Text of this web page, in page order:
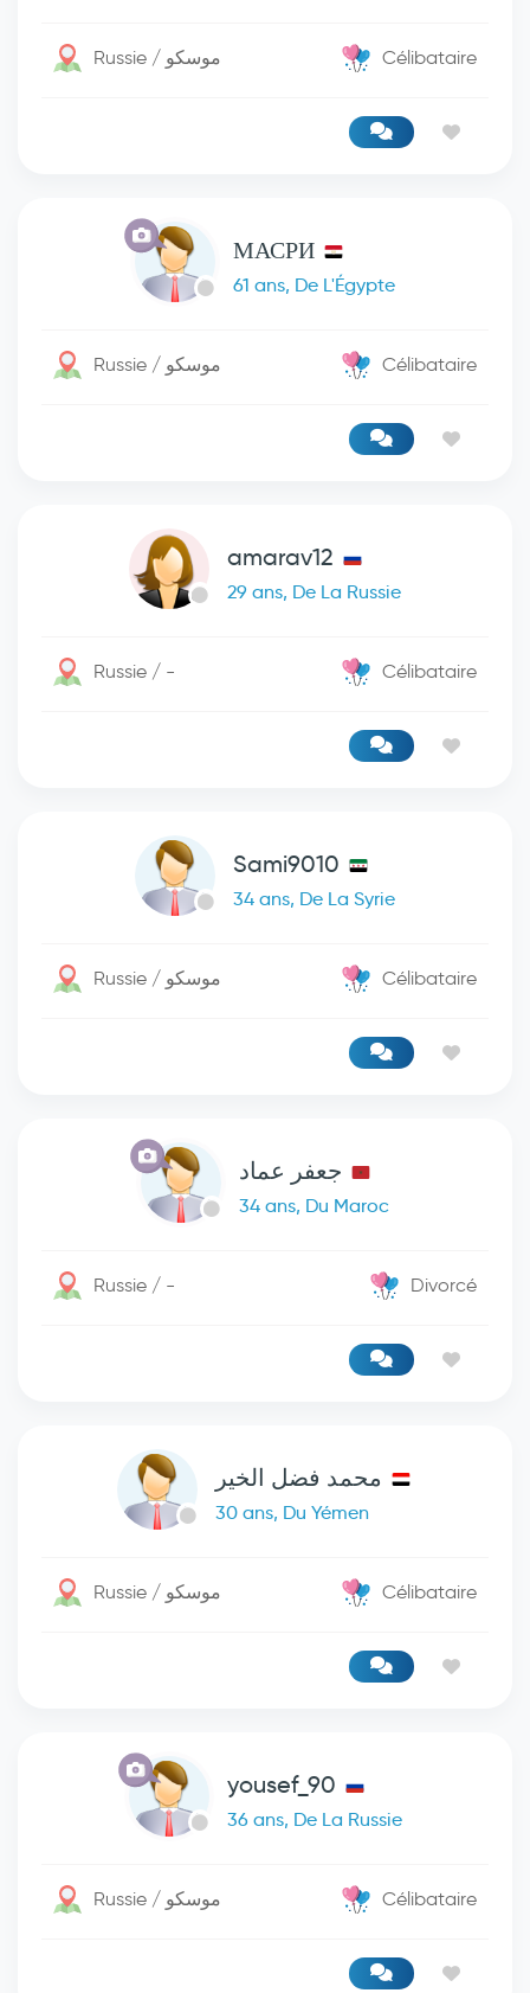
Russie / موسكو Célibataire
МАСРИ
61 ans, De L'Égypte
Russie / موسكو Célibataire
amarav12
29 ans, De La Russie
Russie / - Célibataire
Sami9010
34 ans, De La Syrie
Russie / موسكو Célibataire
جعفر عماد
34 ans, Du Maroc
Russie / - Divorcé
محمد فضل الخير
30 ans, Du Yémen
Russie / موسكو Célibataire
yousef_90
36 ans, De La Russie
Russie / موسكو Célibataire